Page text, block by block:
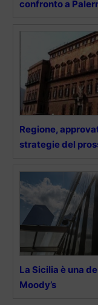
confronto a
Regione,
strategie del
La Sicilia è una
Moody’s